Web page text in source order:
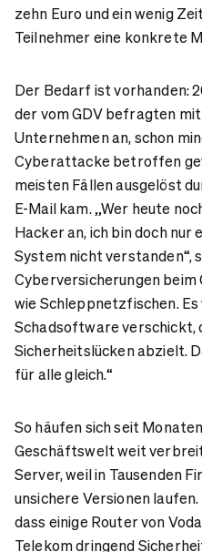
zehn Euro und ein wenig
Teilnehmer eine konkrete
Der Bedarf ist vorhanden:
der vom GDV befragten
Unternehmen an, schon
Cyberattacke betroffen
meisten Fällen ausgelöst
E-Mail kam. „Wer heute
Hacker an, ich bin doch nur
System nicht verstanden“,
Cyberversicherungen beim
wie Schleppnetzfischen.
Schadsoftware
Sicherheitslücken abzielt.
für alle gleich.“
So häufen sich seit
Geschäftswelt weit
Server, weil in Tausenden
unsichere Versionen
dass einige Router von
Telekom dringend